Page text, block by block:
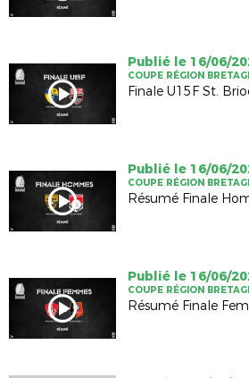
Publié le 16/06/
COUPE RÉGION
Publié le 16/06/
COUPE RÉGION
Publié le 16/06/
COUPE RÉGION